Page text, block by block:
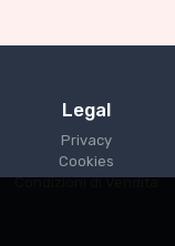
Legal
Privacy
Cookies
Condizioni di Vendita